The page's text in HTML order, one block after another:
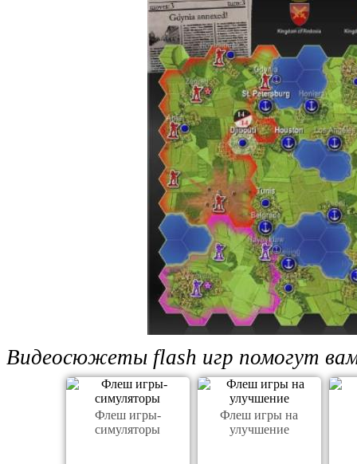
Видеосюжеты flash игр помогут
Флеш игры-
симуляторы
Флеш игры на
улучшение